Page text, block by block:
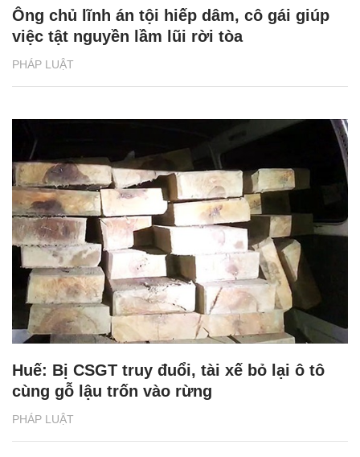
PHÁP LUẬT
Ông chủ lĩnh án tội hiếp dâm, cô gái giúp
việc tật nguyền lầm lũi rời tòa
PHÁP LUẬT
Huế: Bị CSGT truy đuổi, tài xế bỏ lại ô tô
cùng gỗ lậu trốn vào rừng